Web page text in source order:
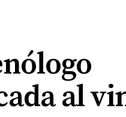
al